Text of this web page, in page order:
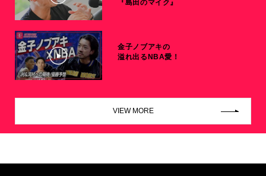
『島田のマイク』
金子ノブアキの
溢れ出るNBA愛！
VIEW MORE